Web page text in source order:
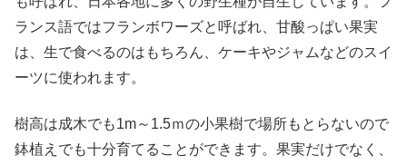
ランス語ではフランボワーズと呼ばれ、甘酸っぱい果実
は、生で食べるのはもちろん、ケーキやジャムなどのスイ
ーツに使われます。
樹高は成木でも1m～1.5ｍの小果樹で場所もとらないので
鉢植えでも十分育てることができます。果実だけでなく、